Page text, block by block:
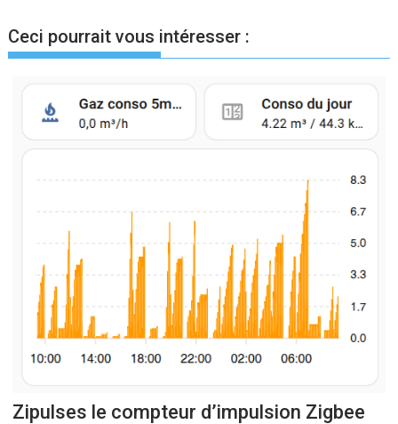
Ceci pourrait vous intéresser :
Zipulses le compteur d’impulsion Zigbee